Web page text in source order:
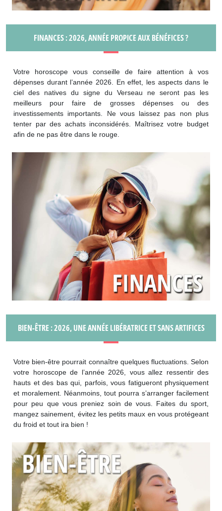
FINANCES : 2026, ANNÉE PROPICE AUX BÉNÉFICES ?
Votre horoscope vous conseille de faire attention à vos
dépenses durant l’année 2026. En effet, les aspects dans le
ciel des natives du signe du Verseau ne seront pas les
meilleurs pour faire de grosses dépenses ou des
investissements importants. Ne vous laissez pas non plus
tenter par des achats inconsidérés. Maîtrisez votre budget
afin de ne pas être dans le rouge.
BIEN-ÊTRE : 2026, UNE ANNÉE LIBÉRATRICE ET SANS ARTIFICES
Votre bien-être pourrait connaître quelques fluctuations. Selon
votre horoscope de l’année 2026, vous allez ressentir des
hauts et des bas qui, parfois, vous fatigueront physiquement
et moralement. Néanmoins, tout pourra s’arranger facilement
pour peu que vous preniez soin de vous. Faites du sport,
mangez sainement, évitez les petits maux en vous protégeant
du froid et tout ira bien !